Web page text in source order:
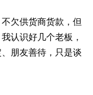
欠供货商货款，但
认识好几个老板，
朋友善待，只是谈